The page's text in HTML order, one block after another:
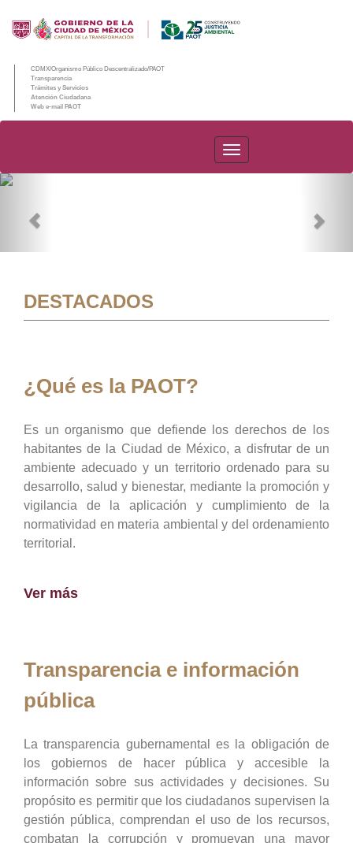
CDMX/Organismo Público Descentralizado/PAOT
Transparencia
Trámites y Servicios
Atención Ciudadana
Web e-mail PAOT
PAOT
DESTACADOS
¿Qué es la PAOT?
Es un organismo que defiende los derechos de los
habitantes de la Ciudad de México, a disfrutar de un
ambiente adecuado y un territorio ordenado para su
desarrollo, salud y bienestar, mediante la promoción y
vigilancia de la aplicación y cumplimiento de la
normatividad en materia ambiental y del ordenamiento
territorial.
Ver más
Transparencia e información
pública
La transparencia gubernamental es la obligación de
los gobiernos de hacer pública y accesible la
información sobre sus actividades y decisiones. Su
propósito es permitir que los ciudadanos supervisen la
gestión pública, comprendan el uso de los recursos,
combatan la corrupción y promuevan una mayor